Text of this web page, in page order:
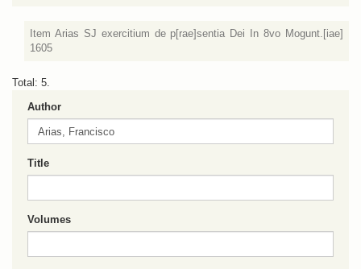
Item Arias SJ exercitium de p[rae]sentia Dei In 8vo Mogunt.[iae]
1605
Total: 5.
Author
Title
Volumes